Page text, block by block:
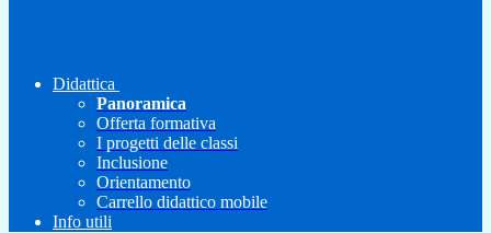
Didattica
Panoramica
Offerta formativa
I progetti delle classi
Inclusione
Orientamento
Carrello didattico mobile
Info utili